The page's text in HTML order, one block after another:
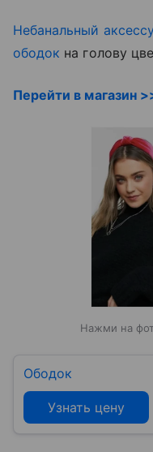
Небанальный
ободок на голову
Перейти в магазин
Нажми на
Ободок
Узнать цену